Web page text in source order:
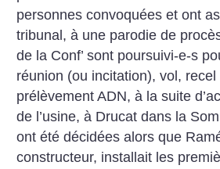
personnes convoquées et ont
tribunal, à une parodie de
de la Conf’ sont poursuivi-e-s
réunion (ou incitation), vol,
prélèvement ADN, à la suite
de l’usine, à Drucat dans la
ont été décidées alors que
constructeur, installait les